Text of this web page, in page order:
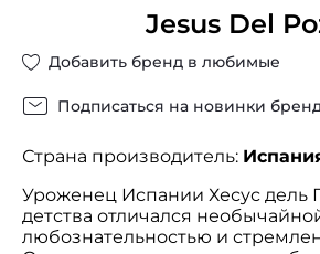
Jesus Del
Добавить бренд в любимые
Подписаться на новинки
Страна производитель:
Уроженец Испании Хесус дель
детства отличался
любознательностью и